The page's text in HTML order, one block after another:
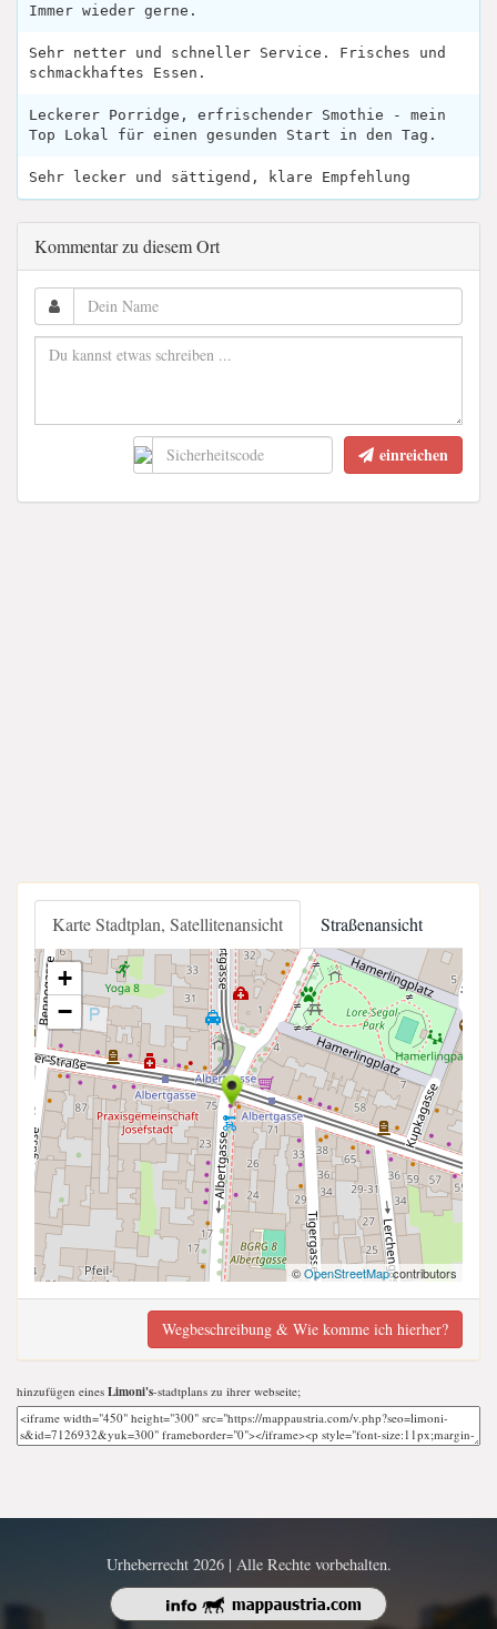
Immer wieder gerne.
Sehr netter und schneller Service. Frisches und
schmackhaftes Essen.
Leckerer Porridge, erfrischender Smothie - mein
Top Lokal für einen gesunden Start in den Tag.
Sehr lecker und sättigend, klare Empfehlung
Kommentar zu diesem Ort
einreichen
Karte Stadtplan, Satellitenansicht Straßenansicht
+
−
©OpenStreetMapcontributors
Wegbeschreibung & Wie komme ich hierher?
hinzufügen eines Limoni's-stadtplans zu ihrer webseite;
Urheberrecht 2026 | Alle Rechte vorbehalten.